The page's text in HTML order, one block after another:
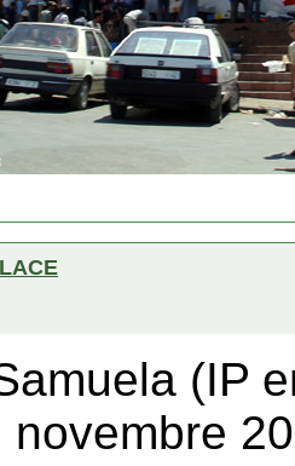
(IP
novembre